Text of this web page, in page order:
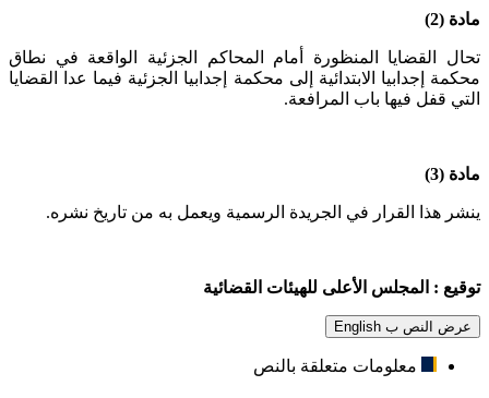
مادة (2)
تحال القضايا المنظورة أمام المحاكم الجزئية الواقعة في نطاق
محكمة إجدابيا الابتدائية إلى محكمة إجدابيا الجزئية فيما عدا القضايا
التي قفل فيها باب المرافعة.
مادة (3)
ينشر هذا القرار في الجريدة الرسمية ويعمل به من تاريخ نشره.
توقيع : المجلس الأعلى للهيئات القضائية
عرض النص ب English
معلومات متعلقة بالنص